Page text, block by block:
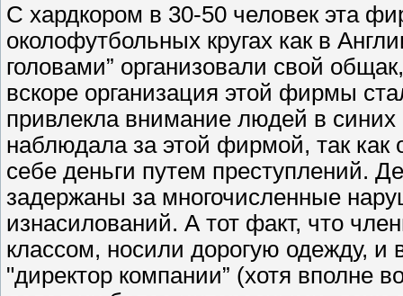
С хардкором в 30-50 человек эта
околофутбольных кругах как в
головами” организовали свой
вскоре организация этой фирмы
привлекла внимание людей в
наблюдала за этой фирмой, так как
себе деньги путем преступлений.
задержаны за многочисленные
изнасилований. А тот факт, что
классом, носили дорогую одежду, и
"директор компании” (хотя вполне